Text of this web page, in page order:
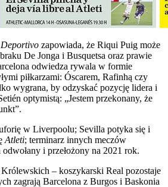
zapowiada, że Riqui Puig może
De Jonga i Busquetsa oraz prawie
odwiedza rywala w formie
piłkarzami: Óscarem, Rafinhą czy
wygrana, by odzyskać pozycję lidera i
optymistą: „Jestem przekonany, że
w Liverpoolu; Sevilla potyka się i
Atleti; terminarz innych meczów
i przełożony na 2021 rok.
– koszykarski Real pozostaje
zagrają Barcelona z Burgos i Baskonia